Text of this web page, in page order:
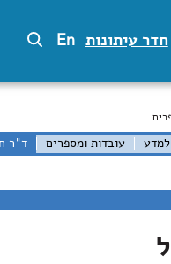
חדר עיתונות En
למדע עובדות ומספרים ד"ר